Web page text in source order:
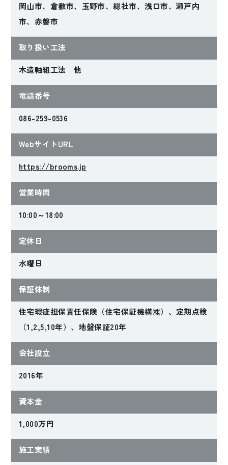
岡山市、倉敷市、玉野市、総社市、浅口市、瀬戸内
市、赤磐市
取り扱い工法
木造軸組工法 他
電話番号
086-259-0536
WebサイトURL
https://brooms.jp
営業時間
10:00～18:00
定休日
水曜日
保証体制
住宅瑕疵担保責任保険（住宅保証機構㈱）、定期点検
（1,2,5,10年）、地盤保証20年
会社設立
2016年
資本金
1,000万円
施工実績